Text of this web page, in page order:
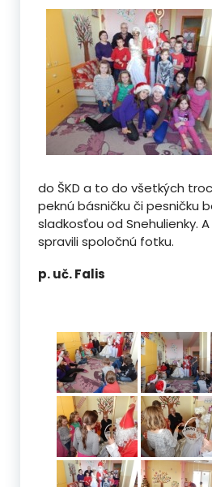
do ŠKD a to do všetkých
peknú básničku či pesničku
sladkosťou od Snehulienky.
spravili spoločnú fotku.
p. uč. Falis